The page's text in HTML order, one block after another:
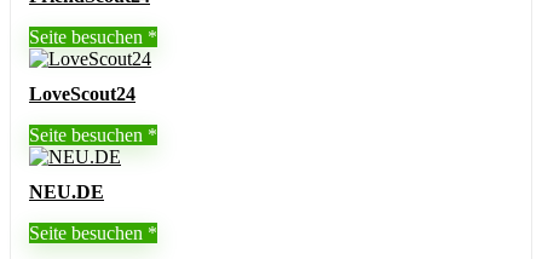
Seite besuchen
LoveScout24
Seite besuchen
NEU.DE
Seite besuchen